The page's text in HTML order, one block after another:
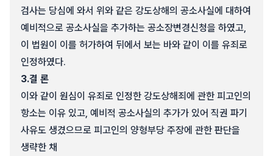
검사는 당심에 와서 위와 같은 강도상해의 공소사실에 대하여
예비적으로 공소사실을 추가하는 공소장변경신청을 하였고,
이 법원이 이를 허가하여 뒤에서 보는 바와 같이 이를 유죄로
인정하였다.
3.결 론
이와 같이 원심이 유죄로 인정한 강도상해죄에 관한 피고인의
항소는 이유 있고, 예비적 공소사실의 추가가 있어 직권 파기
사유도 생겼으므로 피고인의 양형부당 주장에 관한 판단을
생략한 채